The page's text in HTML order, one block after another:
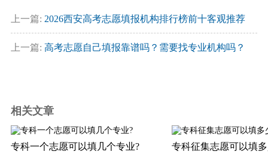
上一篇: 2026西安高考志愿填报机构排行榜前十客观推荐
上一篇: 高考志愿自己填报靠谱吗？需要找专业机构吗？
相关文章
专科一个志愿可以填几个专业? 专科征集志愿可以填